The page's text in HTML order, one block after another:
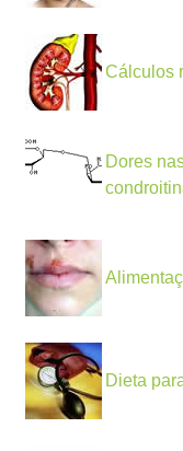
Cálculos
Dores
Dieta